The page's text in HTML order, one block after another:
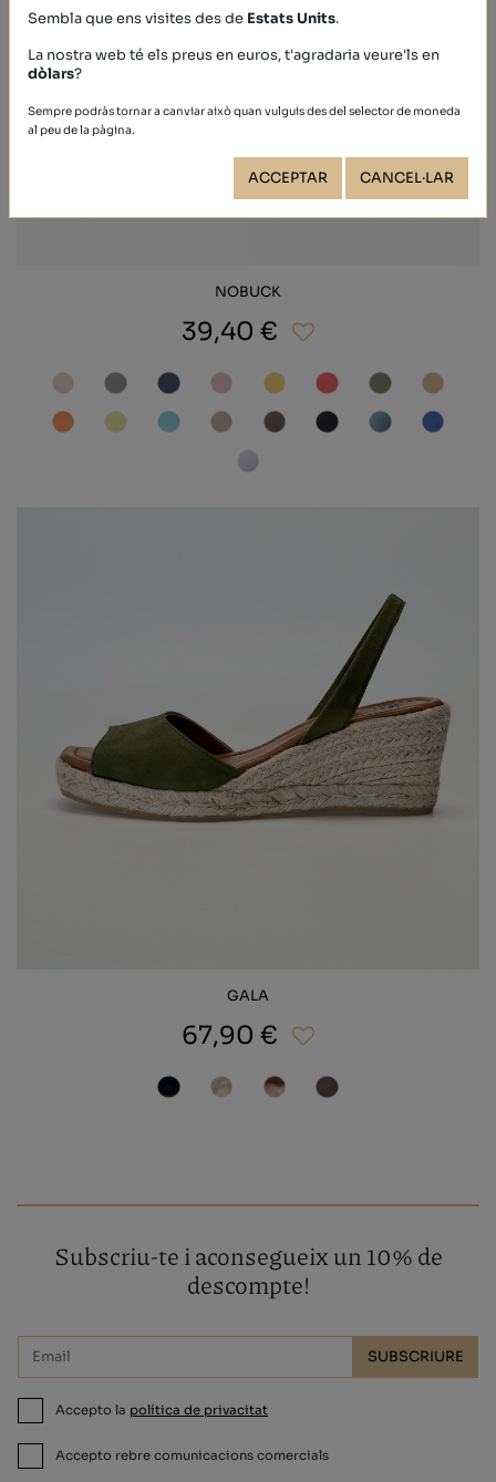
NOBUCK
39,40 €
GALA
67,90 €
Subscriu-te i aconsegueix un 10% de
descompte!
SUBSCRIURE
Accepto la política de privacitat
Accepto rebre comunicacions comercials
Sembla que ens visites des de Estats Units.
La nostra web té els preus en euros, t'agradaria veure'ls en
dòlars?
Sempre podràs tornar a canviar això quan vulguis des del selector de moneda
al peu de la pàgina.
ACCEPTAR CANCEL·LAR